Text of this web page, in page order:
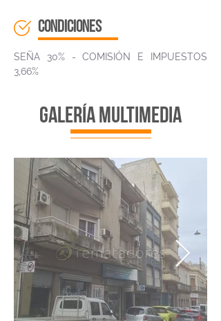
CONDICIONES
SEÑA 30% - COMISIÓN E IMPUESTOS
3,66%
galería multimedia